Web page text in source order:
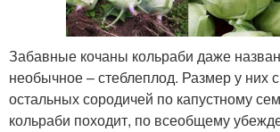
Забавные кочаны кольраби даже
необычное – стеблеплод. Размер у них
остальных сородичей по капустному
кольраби походит, по всеобщему